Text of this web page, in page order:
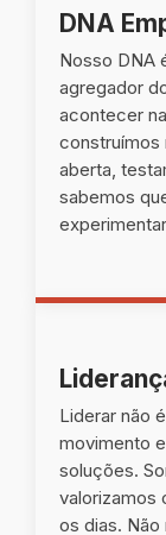
DNA
Nosso DNA
agregador
acontecer
construímos
aberta,
sabemos
Liderar não
movimento
soluções.
valorizamos
os dias.